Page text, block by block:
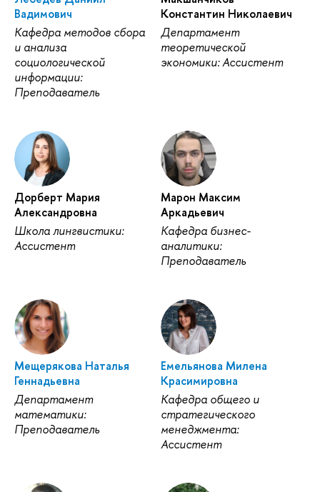
Вадимович
Кафедра методов сбора
и анализа
социологической
информации:
Преподаватель
Константин Николаевич
Департамент
теоретической
экономики: Ассистент
Дорберт Мария
Александровна
Школа лингвистики:
Ассистент
Марон Максим
Аркадьевич
Кафедра бизнес-
аналитики:
Преподаватель
Мещерякова Наталья
Геннадьевна
Департамент
математики:
Преподаватель
Емельянова Милена
Красимировна
Кафедра общего и
стратегического
менеджмента:
Ассистент